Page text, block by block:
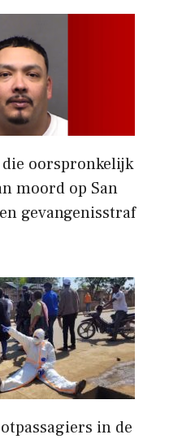
die oorspronkelijk
moord op San
gevangenisstraf
in de